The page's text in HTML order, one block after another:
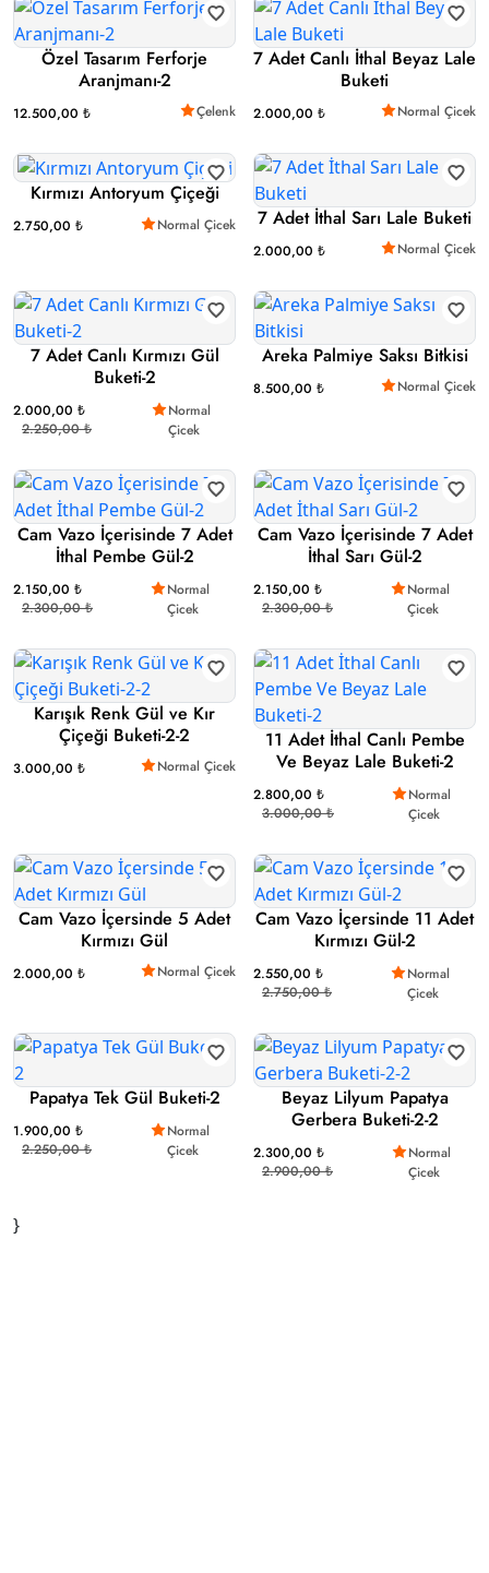
Özel Tasarım Ferforje
Aranjmanı-2
12.500,00 ₺ Çelenk
7 Adet Canlı İthal Beyaz Lale
Buketi
2.000,00 ₺ Normal Çicek
Kırmızı Antoryum Çiçeği
2.750,00 ₺ Normal Çicek 7 Adet İthal Sarı Lale Buketi
2.000,00 ₺ Normal Çicek
7 Adet Canlı Kırmızı Gül
Buketi-2
2.000,00 ₺
2.250,00 ₺
Normal
Çicek
Areka Palmiye Saksı Bitkisi
8.500,00 ₺ Normal Çicek
Cam Vazo İçerisinde 7 Adet
İthal Pembe Gül-2
2.150,00 ₺
2.300,00 ₺
Normal
Çicek
Cam Vazo İçerisinde 7 Adet
İthal Sarı Gül-2
2.150,00 ₺
2.300,00 ₺
Normal
Çicek
Karışık Renk Gül ve Kır
Çiçeği Buketi-2-2
3.000,00 ₺ Normal Çicek
11 Adet İthal Canlı Pembe
Ve Beyaz Lale Buketi-2
2.800,00 ₺
3.000,00 ₺
Normal
Çicek
Cam Vazo İçersinde 5 Adet
Kırmızı Gül
2.000,00 ₺ Normal Çicek
Cam Vazo İçersinde 11 Adet
Kırmızı Gül-2
2.550,00 ₺
2.750,00 ₺
Normal
Çicek
Papatya Tek Gül Buketi-2
1.900,00 ₺
2.250,00 ₺
Normal
Çicek
Beyaz Lilyum Papatya
Gerbera Buketi-2-2
2.300,00 ₺
2.900,00 ₺
Normal
Çicek
}